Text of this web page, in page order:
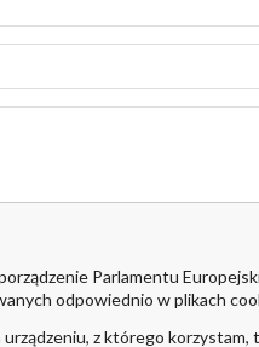
Parlamentu
odpowiednio w plikach
urządzeniu, z którego